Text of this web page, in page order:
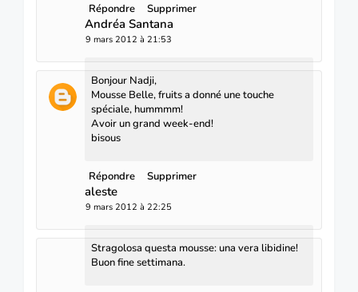
Répondre Supprimer
Andréa Santana
9 mars 2012 à 21:53
Bonjour Nadji,
Mousse Belle, fruits a donné une touche
spéciale, hummmm!
Avoir un grand week-end!
bisous
Répondre Supprimer
aleste
9 mars 2012 à 22:25
Stragolosa questa mousse: una vera libidine!
Buon fine settimana.